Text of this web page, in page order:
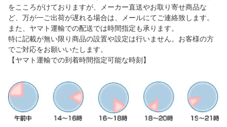
をこころがけておりますが、メーカー直送やお取り寄せ商品な
ど、万が一ご出荷が遅れる場合は、メールにてご連絡致します。
また、ヤマト運輸での配送では時間指定も承ります。
特に記載が無い限り商品の設置や設定は行いません。お客様の方
でご対応をお願いいたします。
【ヤマト運輸での到着時間指定可能な時刻】